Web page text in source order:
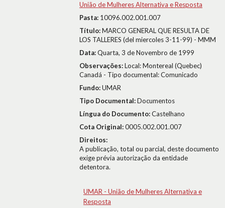
União de Mulheres Alternativa e Resposta
Pasta: 10096.002.001.007
Título:MARCO GENERAL QUE RESULTA DE
LOS TALLERES (del miercoles 3-11-99) - MMM
Data:Quarta, 3 de Novembro de 1999
Observações:Local: Montereal (Quebec)
Canadá - Tipo documental: Comunicado
Fundo:UMAR
Tipo Documental:Documentos
Língua do Documento:Castelhano
Cota Original:0005.002.001.007
Direitos:
A publicação, total ou parcial, deste documento
exige prévia autorização da entidade
detentora.
UMAR - União de Mulheres Alternativa e
Resposta